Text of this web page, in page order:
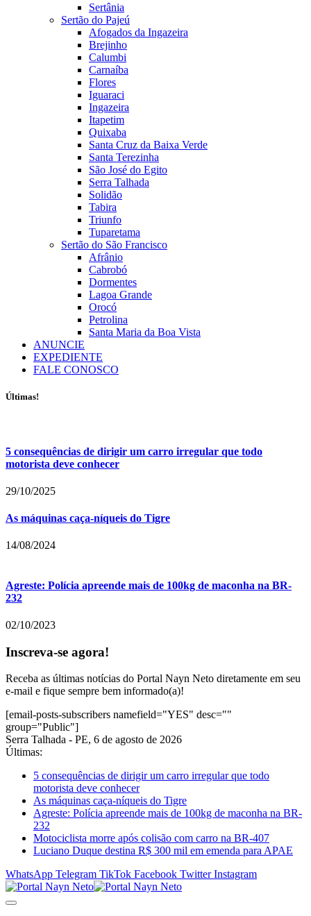
Sertânia
Sertão do Pajeú
Afogados da Ingazeira
Brejinho
Calumbi
Carnaíba
Flores
Iguaraci
Ingazeira
Itapetim
Quixaba
Santa Cruz da Baixa Verde
Santa Terezinha
São José do Egito
Serra Talhada
Solidão
Tabira
Triunfo
Tuparetama
Sertão do São Francisco
Afrânio
Cabrobó
Dormentes
Lagoa Grande
Orocó
Petrolina
Santa Maria da Boa Vista
ANUNCIE
EXPEDIENTE
FALE CONOSCO
Últimas!
5 consequências de dirigir um carro irregular que todo
motorista deve conhecer
29/10/2025
As máquinas caça-níqueis do Tigre
14/08/2024
Agreste: Polícia apreende mais de 100kg de maconha na BR-
232
02/10/2023
Inscreva-se agora!
Receba as últimas notícias do Portal Nayn Neto diretamente em seu
e-mail e fique sempre bem informado(a)!
[email-posts-subscribers namefield="YES" desc=""
group="Public"]
Serra Talhada - PE, 6 de agosto de 2026
Últimas:
5 consequências de dirigir um carro irregular que todo
motorista deve conhecer
As máquinas caça-níqueis do Tigre
Agreste: Polícia apreende mais de 100kg de maconha na BR-
232
Motociclista morre após colisão com carro na BR-407
Luciano Duque destina R$ 300 mil em emenda para APAE
WhatsApp Telegram TikTok Facebook Twitter Instagram